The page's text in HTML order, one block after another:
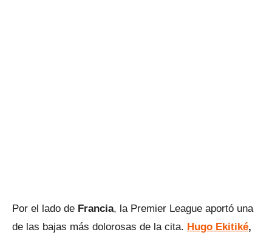
Por el lado de Francia, la Premier League aportó una
de las bajas más dolorosas de la cita. Hugo Ekitiké,